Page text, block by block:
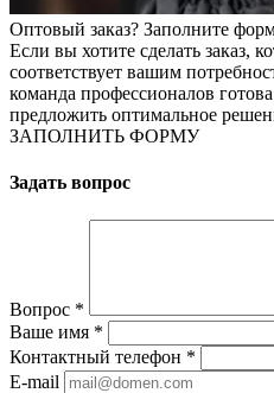
Оптовый заказ? Заполните
Если вы хотите сделать заказ,
соответствует вашим
команда профессионалов
предложить оптимальное
ЗАПОЛНИТЬ ФОРМУ
Задать вопрос
Вопрос *
Ваше имя *
Контактный телефон *
E-mail